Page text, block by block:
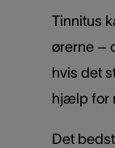
Tinnitus
ørerne –
hvis det
hjælp for
Det